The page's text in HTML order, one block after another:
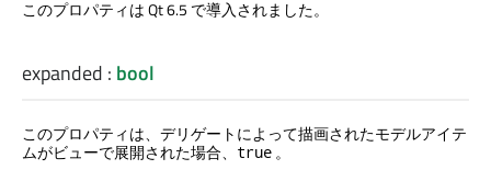
このプロパティは Qt 6.5 で導入されました。
expanded : bool
このプロパティは、デリゲートによって描画されたモデルアイテ
ムがビューで展開された場合、 true 。